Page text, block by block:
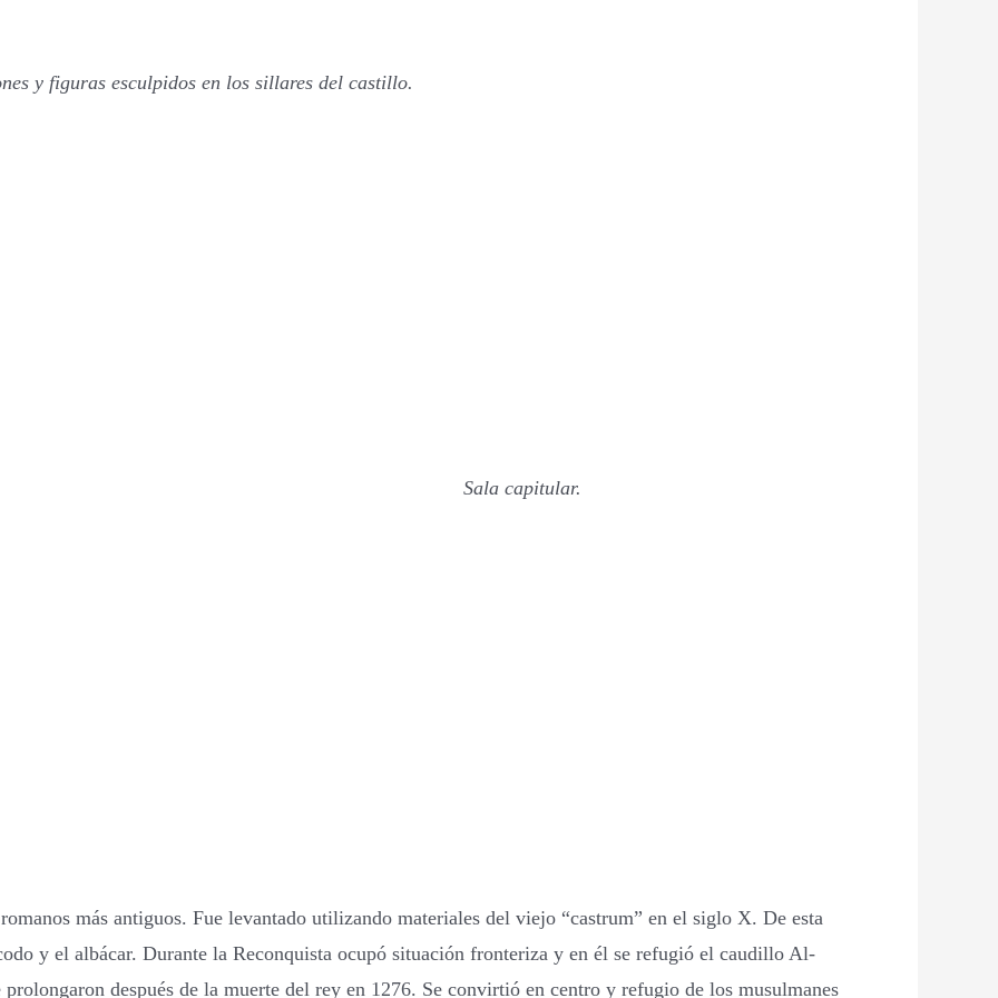
y figuras esculpidos en los sillares del castillo.
Sala capitular.
más antiguos. Fue levantado utilizando materiales del viejo “castrum” en el siglo X. De esta
y el albácar. Durante la Reconquista ocupó situación fronteriza y en él se refugió el caudillo Al-
después de la muerte del rey en 1276. Se convirtió en centro y refugio de los musulmanes